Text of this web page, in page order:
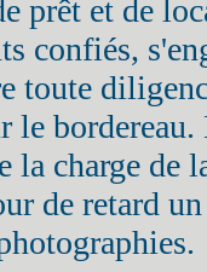
prêt et de
confiés,
toute
le
la charge de
de retard